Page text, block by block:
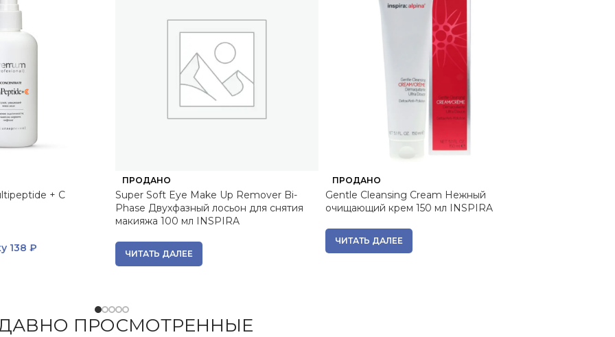
+ C
138 ₽
ПРОДАНО
Super Soft Eye Make Up Remover Bi-
Phase Двухфазный лосьон для снятия
макияжа 100 мл INSPIRA
ЧИТАТЬ ДАЛЕЕ
ПРОДАНО
Gentle Cleansing Cream Нежный
очищающий крем 150 мл INSPIRA
ЧИТАТЬ ДАЛЕЕ
ПРОСМОТРЕННЫЕ